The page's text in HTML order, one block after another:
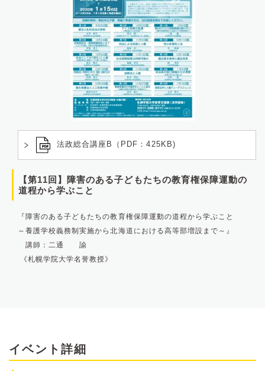
法政総合講座B（PDF：425KB)
【第11回】障害のある子どもたちの教育権保障運動の
道程から学ぶこと
『障害のある子どもたちの教育権保障運動の道程から学ぶこと
～養護学校義務制実施から北海道における高等部増設まで～』
講師：二通 諭
《札幌学院大学名誉教授》
イベント詳細